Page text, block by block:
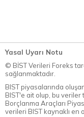
Yasal Uyarı Notu
© BİST Verileri Foreks
sağlanmaktadır.
BIST piyasalarında
BIST'e ait olup, bu veriler
Borçlanma Araçları
verileri BIST kaynaklı